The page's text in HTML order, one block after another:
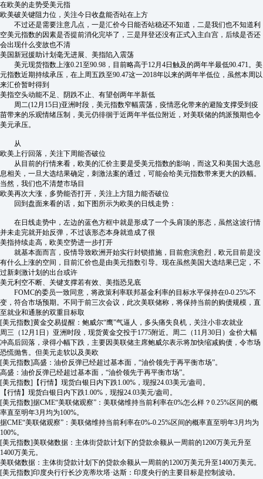
在欧美的走势受美元指
欧美破关键阻力位，关注今日收盘能否站在上方
不过还是需要注意几点，一是汇价今日能否站稳还不知道，二是我们也不知道利
空美元指数的因素是否提前消化完毕了，三是拜登还没有正式入主白宫，后续是否还
会出现什么变故也不清
美国新冠援助计划毫无进展、美指陷入震荡
美元现货指数上涨0.21至90.98，目前略高于12月4日触及的两年半最低90.471。美
元指数近期持续承压，在上周五跌至90.47这一2018年以来的两年半低位，虽然本周以
来汇价暂时得到
美指空头动能不足、阴跌不止、有望创两年半新低
周二(12月15日)亚洲时段，美元指数窄幅震荡，疫情恶化带来的避险支撑受到疫
苗带来的乐观情绪压制，美元仍徘徊于近两年半低位附近，对美联储的鸽派预期也令
美元承压。
从
欧美上行回落，关注下周能否破位
从目前的行情来看，欧美的汇价主要是受美元指数的影响，而这又和美国大选息
息相关，一旦大选结果确定，刺激法案的通过，可能会给美元指数带来更大的跌幅。
当然，我们也不清楚市场目
欧美再次大涨，多势能否打开，关注上方阻力能否破位
回到盘面来看的话，如下图所示为欧美的日线走势：
在日线走势中，左边的蓝色方框中就是形成了一个头肩顶的形态，虽然这波行情
并未走完就开始反弹，不过该形态本身就造成了很
美指持续走高，欧美空势进一步打开
就基本面而言，疫情导致欧洲开始实行封锁措施，目前愈演愈烈，欧元目前是没
有什么上涨的空间，目前汇价也是由美元指数引导。现在虽然美国大选结果已定，不
过新刺激计划的出台或许
美元利空不断、关键支撑若有效、美指恐见底
FOMC的委员一致同意，将政策利率联邦基金利率的目标水平保持在0-0.25%不
变，符合市场预期。不同于前三次会议，此次美联储称，将保持当前的购债规模，直
至就业和通胀的双重目标取
[美元指数]黄金交易提醒：鲍威尔“鹰”气逼人，多头痛失良机，关注小非农就业
周三（12月1日）亚洲时段，现货黄金交投于1775附近。周二（11月30日）金价大幅
冲高后回落，录得小幅下跌，主要因美联储主席鲍威尔表示将加快缩减购债，令市场
恐慌抛售。但美元走软以及美欧
[美元指数]高盛：油价反弹已经超过基本面，“油价领先于再平衡市场”。
高盛：油价反弹已经超过基本面，“油价领先于再平衡市场”。
[美元指数] 【行情】现货白银日内下跌1.00%，现报24.03美元/盎司。
【行情】现货白银日内下跌1.00%，现报24.03美元/盎司。
[美元指数]据CME“美联储观察”：美联储维持当前利率在0%怎么样？0.25%区间的概
率直至明年3月均为100%。
据CME“美联储观察”：美联储维持当前利率在0%-0.25%区间的概率直至明年3月均为
100%。
[美元指数]美联储数据：主体街贷款计划下的贷款余额从一周前的1200万美元升至
1400万美元。
美联储数据：主体街贷款计划下的贷款余额从一周前的1200万美元升至1400万美元。
[美元指数]印度央行行长沙克蒂坎塔·达斯：印度央行的主要目标是控制波动。